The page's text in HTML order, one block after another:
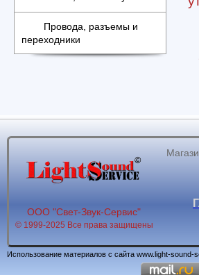
Провода, разъемы и
переходники
ООО "Свет-Звук-Сервис"
© 1999-2025 Все права защищены
Использование материалов с сайта www.light-